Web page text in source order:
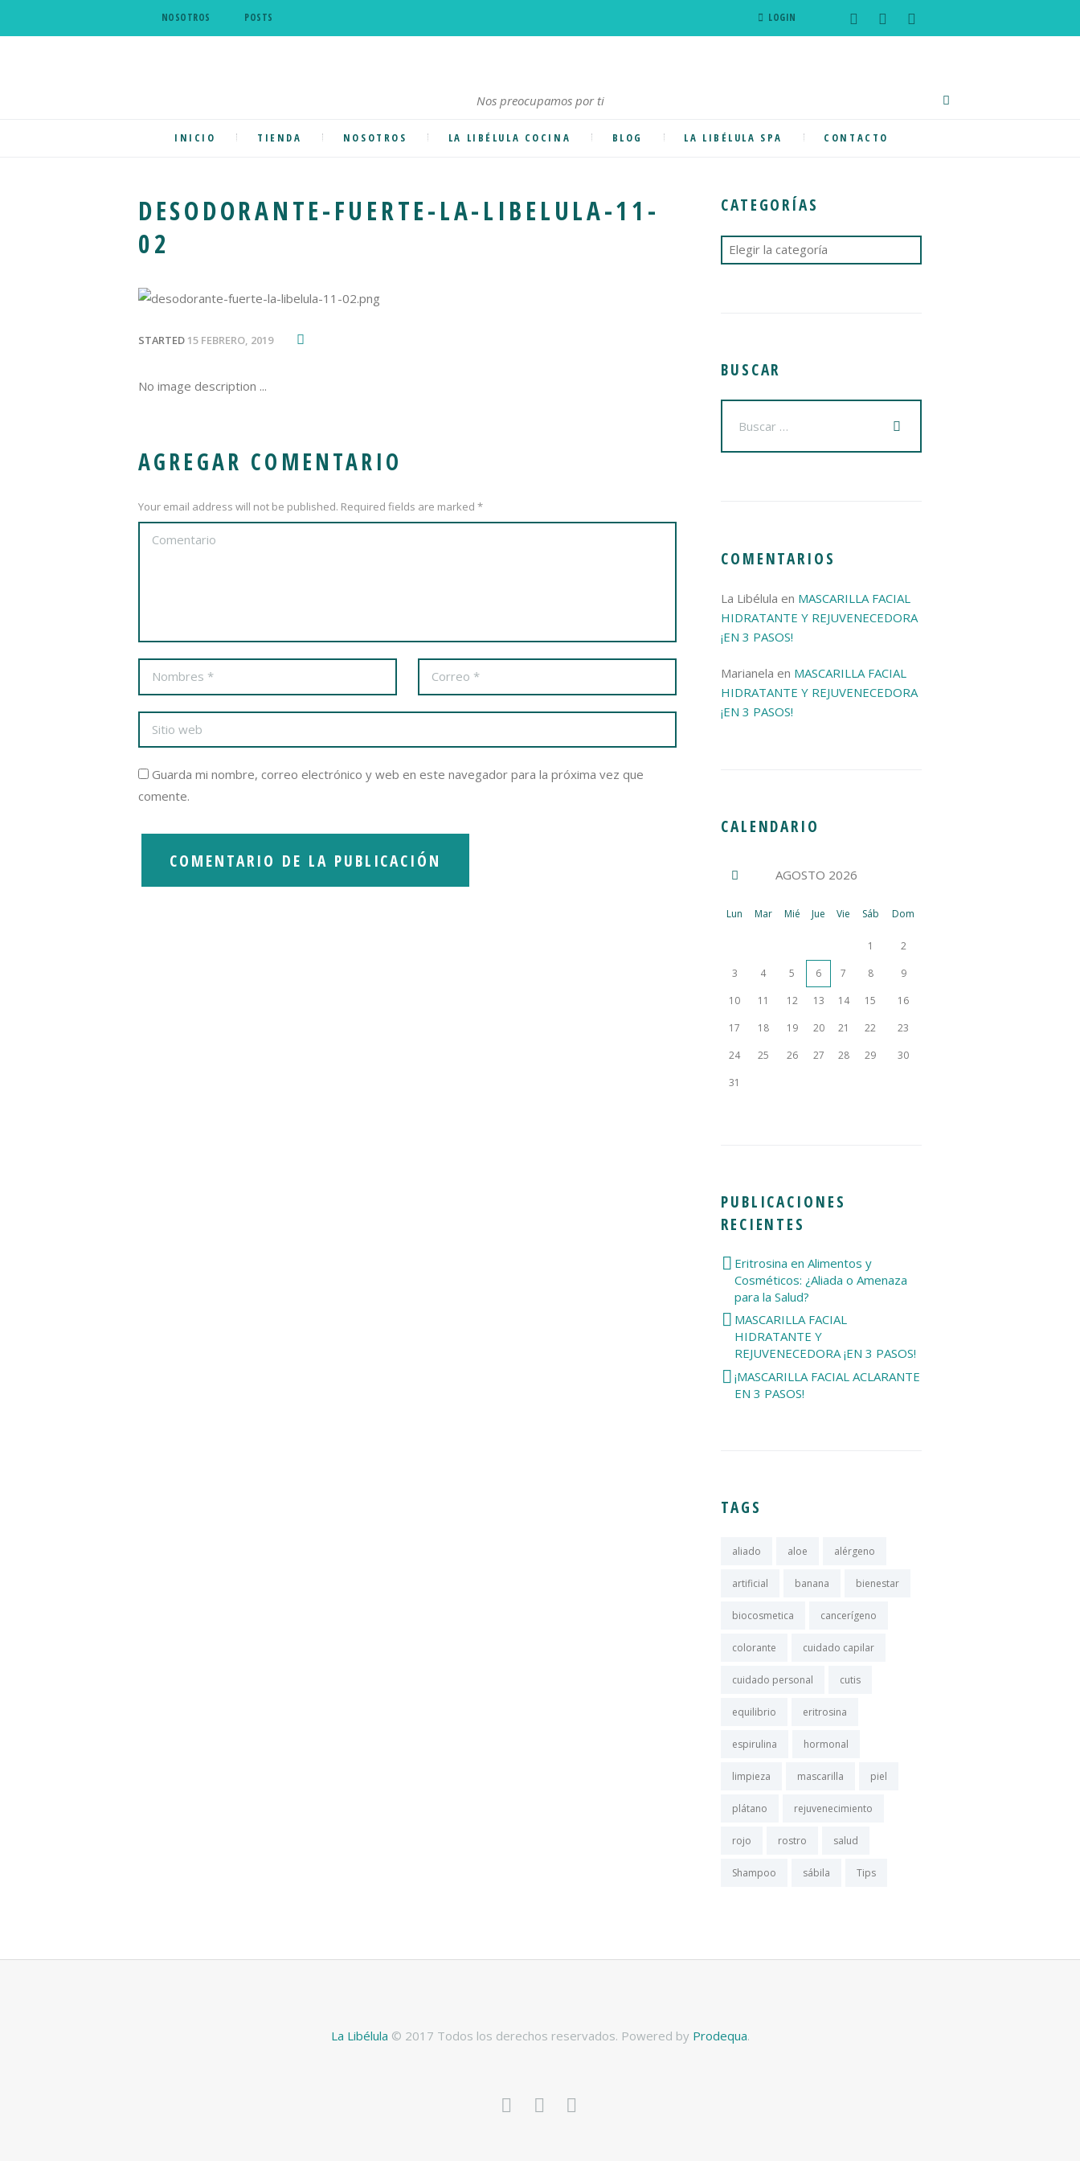
NOSOTROS POSTS LOGIN
Nos preocupamos por ti
INICIO TIENDA NOSOTROS LA LIBÉLULA COCINA BLOG LA LIBÉLULA SPA CONTACTO
DESODORANTE-FUERTE-LA-LIBELULA-11-
02
STARTED 15 FEBRERO, 2019
No image description ...
AGREGAR COMENTARIO
Your email address will not be published. Required fields are marked *
Guarda mi nombre, correo electrónico y web en este navegador para la próxima vez que
comente.
CATEGORÍAS
Categorías
BUSCAR
COMENTARIOS
La Libélula en MASCARILLA FACIAL
HIDRATANTE Y REJUVENECEDORA
¡EN 3 PASOS!
Marianela en MASCARILLA FACIAL
HIDRATANTE Y REJUVENECEDORA
¡EN 3 PASOS!
CALENDARIO
AGOSTO 2026
Lun Mar Mié Jue Vie Sáb Dom
1
2
3
4 5 6 7 8
9
10
11 12 13 14 15
16
17
18 19 20 21 22
23
24
25 26 27 28 29
30
31
PUBLICACIONES
RECIENTES
Eritrosina en Alimentos y
Cosméticos: ¿Aliada o Amenaza
para la Salud?
MASCARILLA FACIAL
HIDRATANTE Y
REJUVENECEDORA ¡EN 3 PASOS!
¡MASCARILLA FACIAL ACLARANTE
EN 3 PASOS!
TAGS
aliado aloe alérgeno
artificial banana bienestar
biocosmetica cancerígeno
colorante cuidado capilar
cuidado personal cutis
equilibrio eritrosina
espirulina hormonal
limpieza mascarilla piel
plátano rejuvenecimiento
rojo rostro salud
Shampoo sábila Tips
La Libélula © 2017 Todos los derechos reservados. Powered by Prodequa.